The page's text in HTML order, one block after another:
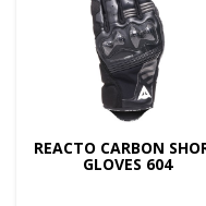
REACTO CARBON
GLOVES 604